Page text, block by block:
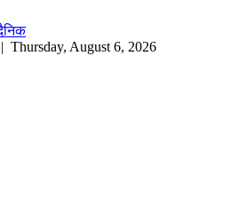
| Thursday, August 6, 2026